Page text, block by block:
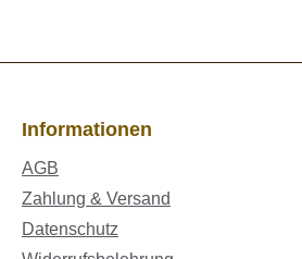
Informationen
AGB
Zahlung & Versand
Datenschutz